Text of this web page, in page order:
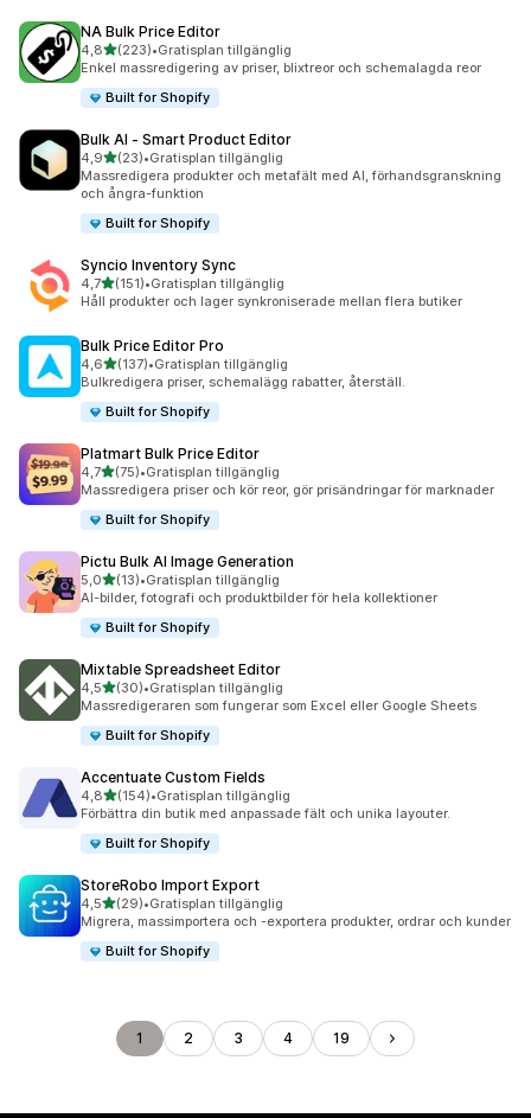
NA Bulk Price Editor
4,8av 5 stjärnor
(223)
223 recensioner totalt
•Gratisplan tillgänglig
Enkel massredigering av priser, blixtreor och schemalagda reor
Built for Shopify
Bulk AI ‑ Smart Product Editor
4,9av 5 stjärnor
(23)
23 recensioner totalt
•Gratisplan tillgänglig
Massredigera produkter och metafält med AI, förhandsgranskning
och ångra-funktion
Built for Shopify
Syncio Inventory Sync
4,7av 5 stjärnor
(151)
151 recensioner totalt
•Gratisplan tillgänglig
Håll produkter och lager synkroniserade mellan flera butiker
Bulk Price Editor Pro
4,6av 5 stjärnor
(137)
137 recensioner totalt
•Gratisplan tillgänglig
Bulkredigera priser, schemalägg rabatter, återställ.
Built for Shopify
Platmart Bulk Price Editor
4,7av 5 stjärnor
(75)
75 recensioner totalt
•Gratisplan tillgänglig
Massredigera priser och kör reor, gör prisändringar för marknader
Built for Shopify
Pictu Bulk AI Image Generation
5,0av 5 stjärnor
(13)
13 recensioner totalt
•Gratisplan tillgänglig
AI-bilder, fotografi och produktbilder för hela kollektioner
Built for Shopify
Mixtable Spreadsheet Editor
4,5av 5 stjärnor
(30)
30 recensioner totalt
•Gratisplan tillgänglig
Massredigeraren som fungerar som Excel eller Google Sheets
Built for Shopify
Accentuate Custom Fields
4,8av 5 stjärnor
(154)
154 recensioner totalt
•Gratisplan tillgänglig
Förbättra din butik med anpassade fält och unika layouter.
Built for Shopify
StoreRobo Import Export
4,5av 5 stjärnor
(29)
29 recensioner totalt
•Gratisplan tillgänglig
Migrera, massimportera och -exportera produkter, ordrar och kunder
Built for Shopify
1 2 3 4 19